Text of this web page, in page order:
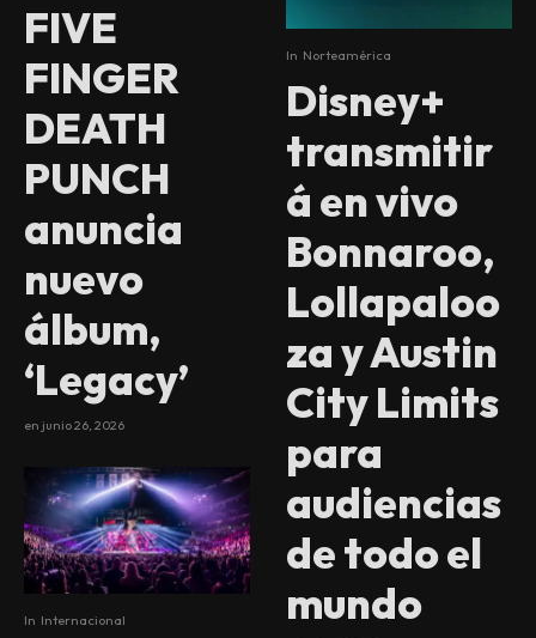
FIVE
FINGER
DEATH
PUNCH
anuncia
nuevo
álbum,
‘Legacy’
en junio 26, 2026
In Internacional
In Norteamérica
Disney+
transmitir
á en vivo
Bonnaroo,
Lollapaloo
za y Austin
City Limits
para
audiencias
de todo el
mundo